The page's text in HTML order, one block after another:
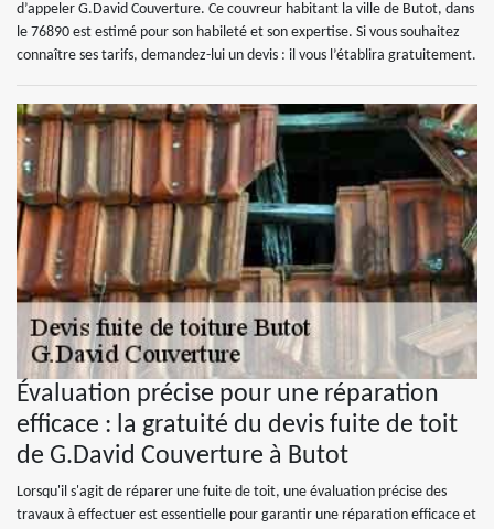
d’appeler G.David Couverture. Ce couvreur habitant la ville de Butot, dans
le 76890 est estimé pour son habileté et son expertise. Si vous souhaitez
connaître ses tarifs, demandez-lui un devis : il vous l’établira gratuitement.
Évaluation précise pour une réparation
efficace : la gratuité du devis fuite de toit
de G.David Couverture à Butot
Lorsqu'il s'agit de réparer une fuite de toit, une évaluation précise des
travaux à effectuer est essentielle pour garantir une réparation efficace et